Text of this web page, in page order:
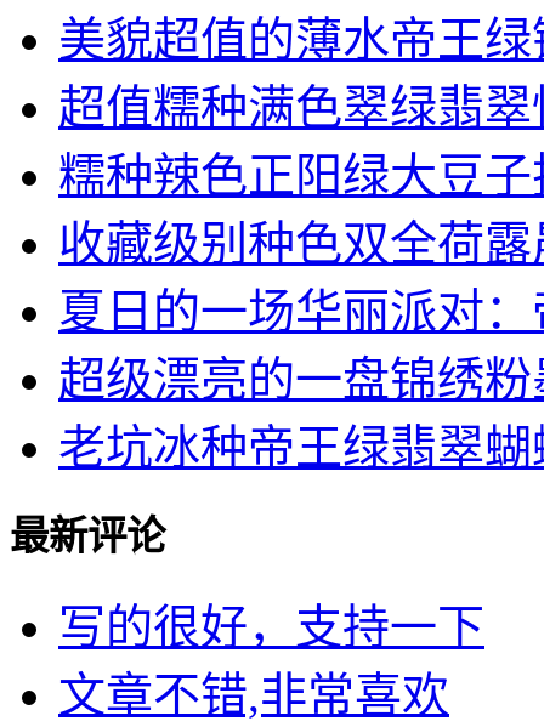
美貌超值的薄水帝王绿
超值糯种满色翠绿翡翠
糯种辣色正阳绿大豆子
收藏级别种色双全荷露
夏日的一场华丽派对：
超级漂亮的一盘锦绣粉
老坑冰种帝王绿翡翠蝴
最新评论
写的很好，支持一下
文章不错,非常喜欢